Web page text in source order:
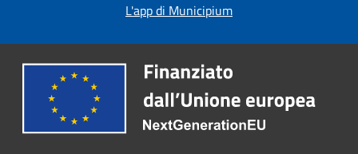
L'app di Municipium